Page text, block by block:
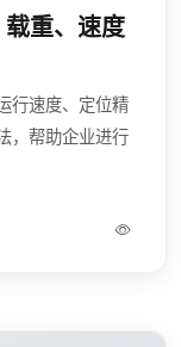
重、速度
行速度、定位精
，帮助企业进行